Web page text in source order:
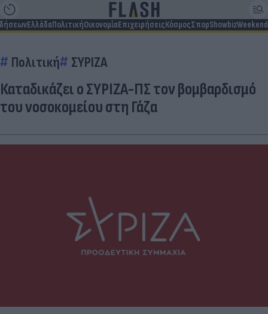
ΕλλάδαΠολιτικήΟικονομίαΕπιχειρήσειςΚόσμοςΣπορShowbizWeekend
Πολιτική ΣΥΡΙΖΑ
Καταδικάζει ο ΣΥΡΙΖΑ-ΠΣ τον βομβαρδισμό
του νοσοκομείου στη Γάζα